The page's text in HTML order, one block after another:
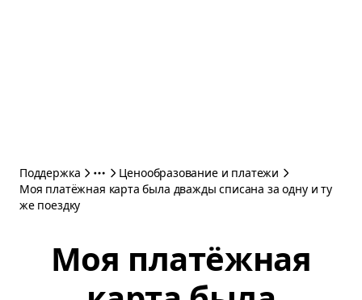
Поддержка
Ценообразование и платежи
Моя платёжная карта была дважды списана за одну и ту
же поездку
Моя платёжная